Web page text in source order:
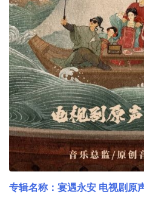
专辑名称：宴遇永安 电视剧原